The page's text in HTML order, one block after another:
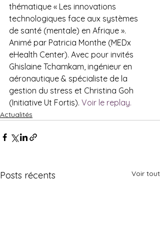
thématique « Les innovations
technologiques face aux systèmes
de santé (mentale) en Afrique ».
Animé par Patricia Monthe (MEDx
eHealth Center). Avec pour invités
Ghislaine Tchamkam, ingénieur en
aéronautique & spécialiste de la
gestion du stress et Christina Goh
(Initiative Ut Fortis). Voir le replay.
Actualités
Posts récents Voir tout